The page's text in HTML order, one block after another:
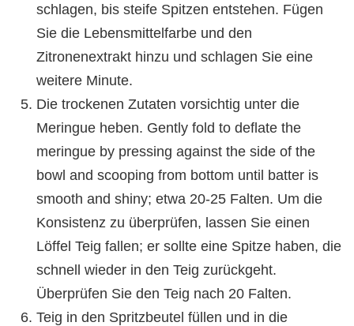
schlagen, bis steife Spitzen entstehen. Fügen
Sie die Lebensmittelfarbe und den
Zitronenextrakt hinzu und schlagen Sie eine
weitere Minute.
Die trockenen Zutaten vorsichtig unter die
Meringue heben. Gently fold to deflate the
meringue by pressing against the side of the
bowl and scooping from bottom until batter is
smooth and shiny; etwa 20-25 Falten. Um die
Konsistenz zu überprüfen, lassen Sie einen
Löffel Teig fallen; er sollte eine Spitze haben, die
schnell wieder in den Teig zurückgeht.
Überprüfen Sie den Teig nach 20 Falten.
Teig in den Spritzbeutel füllen und in die